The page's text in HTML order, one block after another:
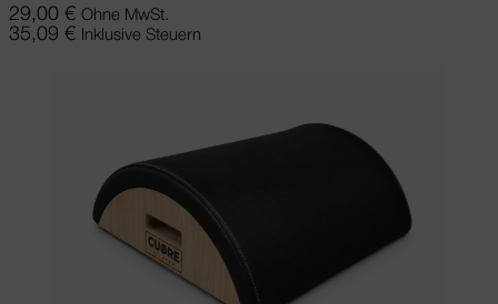
29,00 € Ohne MwSt.
35,09 € Inklusive Steuern